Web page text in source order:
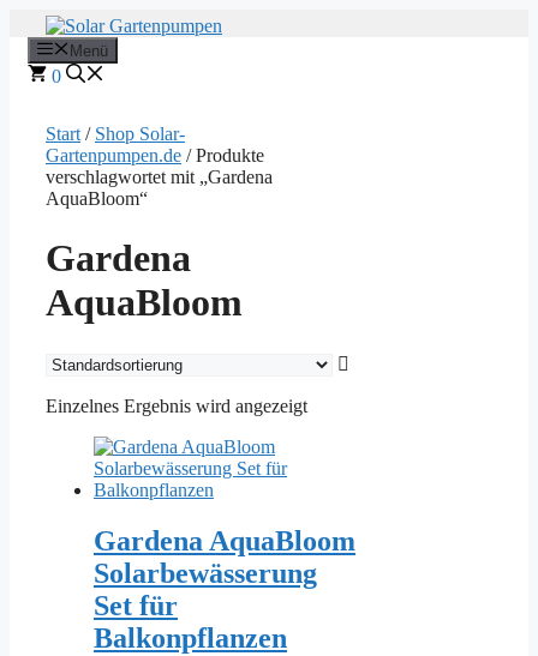
Inhalt
springen
Menü
0
Start / Shop Solar-
Gartenpumpen.de / Produkte
verschlagwortet mit „Gardena
AquaBloom“
Gardena
AquaBloom
Einzelnes Ergebnis wird angezeigt
Gardena AquaBloom
Solarbewässerung
Set für
Balkonpflanzen